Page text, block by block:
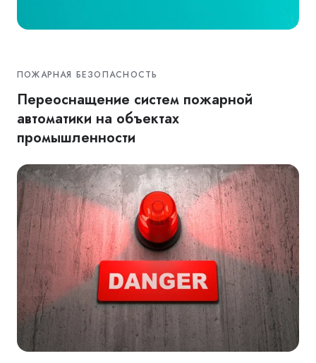
ПОЖАРНАЯ БЕЗОПАСНОСТЬ
Переоснащение систем пожарной
автоматики на объектах
промышленности